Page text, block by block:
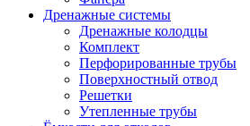
Дренажные системы
Дренажные колодцы
Комплект
Перфорированные трубы
Поверхностный отвод
Решетки
Утепленные трубы